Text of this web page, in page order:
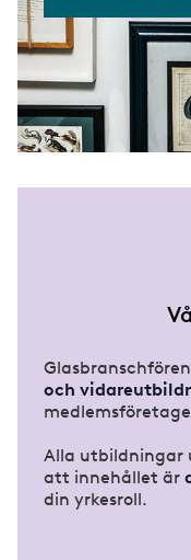
och
Alla utbildningar
att innehållet är
din yrkesroll.